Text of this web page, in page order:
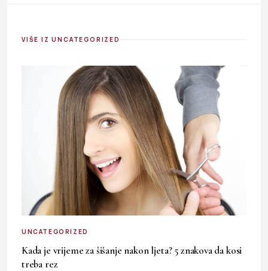
VIŠE IZ UNCATEGORIZED
UNCATEGORIZED
Kada je vrijeme za šišanje nakon ljeta? 5 znakova da kosi
treba rez